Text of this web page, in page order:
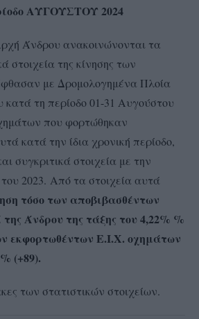
ΑΥΓΟΥΣΤΟΥ 2024
Άνδρου ανακοινώνονται τα
στοιχεία της κίνησης των
με Δρομολογημένα Πλοία
κατά τη περίοδο 01-31 Αυγούστου
που φορτώθηκαν
κατά την ίδια χρονική περίοδο,
συγκριτικά στοιχεία με την
του 2023. Από τα στοιχεία αυτά
τόσο των αποβιβασθέντων
Άνδρου της τάξης του 4,22% %
εκφορτωθέντων Ε.Ι.Χ. οχημάτων
(+89).
των στατιστικών στοιχείων.